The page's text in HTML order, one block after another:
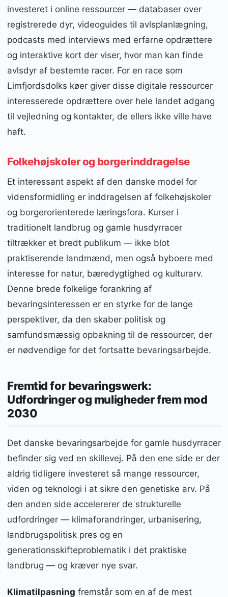
investeret i online ressourcer — databaser over
registrerede dyr, videoguides til avlsplanlægning,
podcasts med interviews med erfarne opdrættere
og interaktive kort der viser, hvor man kan finde
avlsdyr af bestemte racer. For en race som
Limfjordsdolks køer giver disse digitale ressourcer
interesserede opdrættere over hele landet adgang
til vejledning og kontakter, de ellers ikke ville have
haft.
Folkehøjskoler og borgerinddragelse
Et interessant aspekt af den danske model for
vidensformidling er inddragelsen af folkehøjskoler
og borgerorienterede læringsfora. Kurser i
traditionelt landbrug og gamle husdyrracer
tiltrækker et bredt publikum — ikke blot
praktiserende landmænd, men også byboere med
interesse for natur, bæredygtighed og kulturarv.
Denne brede folkelige forankring af
bevaringsinteressen er en styrke for de lange
perspektiver, da den skaber politisk og
samfundsmæssig opbakning til de ressourcer, der
er nødvendige for det fortsatte bevaringsarbejde.
Fremtid for bevaringswerk:
Udfordringer og muligheder frem mod
2030
Det danske bevaringsarbejde for gamle husdyrracer
befinder sig ved en skillevej. På den ene side er der
aldrig tidligere investeret så mange ressourcer,
viden og teknologi i at sikre den genetiske arv. På
den anden side accelererer de strukturelle
udfordringer — klimaforandringer, urbanisering,
landbrugspolitisk pres og en
generationsskifteproblematik i det praktiske
landbrug — og kræver nye svar.
Klimatilpasning fremstår som en af de mest